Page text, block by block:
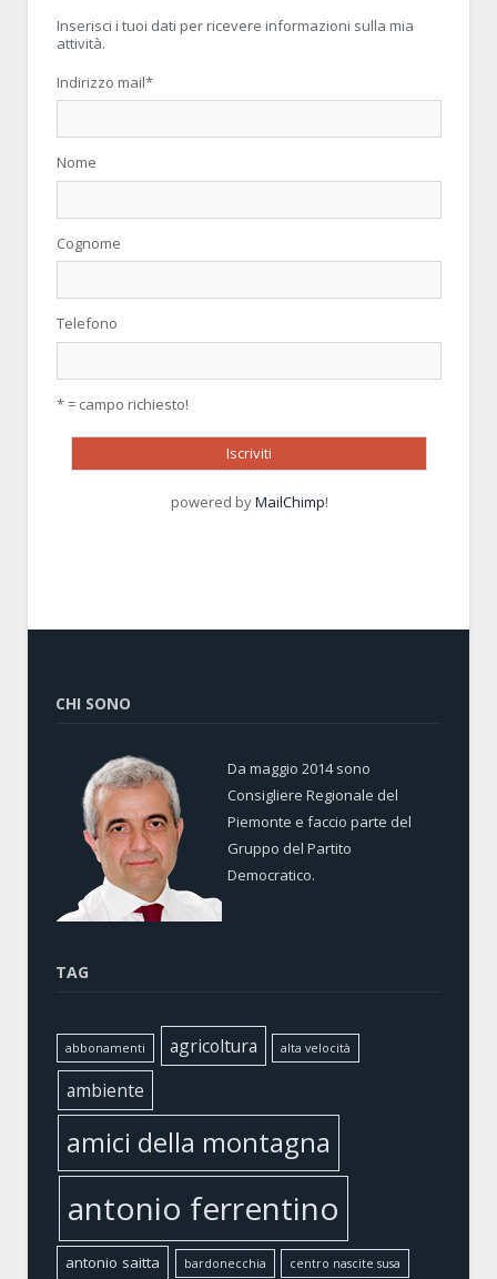
Inserisci i tuoi dati per ricevere informazioni sulla mia
attività.
Indirizzo mail*
Nome
Cognome
Telefono
* = campo richiesto!
powered byMailChimp!
CHI SONO
Da maggio 2014 sono
Consigliere Regionale del
Piemonte e faccio parte del
Gruppo del Partito
Democratico.
TAG
abbonamenti agricoltura alta velocità
ambiente
amici della montagna
antonio ferrentino
antonio saitta bardonecchia centro nascite susa